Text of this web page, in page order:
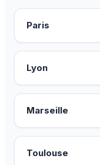
Paris
Lyon
Marseille
Toulouse